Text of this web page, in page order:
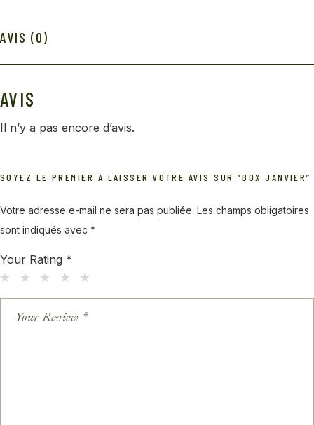
AVIS (0)
AVIS
Il n’y a pas encore d’avis.
SOYEZ LE PREMIER À LAISSER VOTRE AVIS SUR “BOX JANVIER”
Votre adresse e-mail ne sera pas publiée. Les champs obligatoires
sont indiqués avec *
Your Rating *